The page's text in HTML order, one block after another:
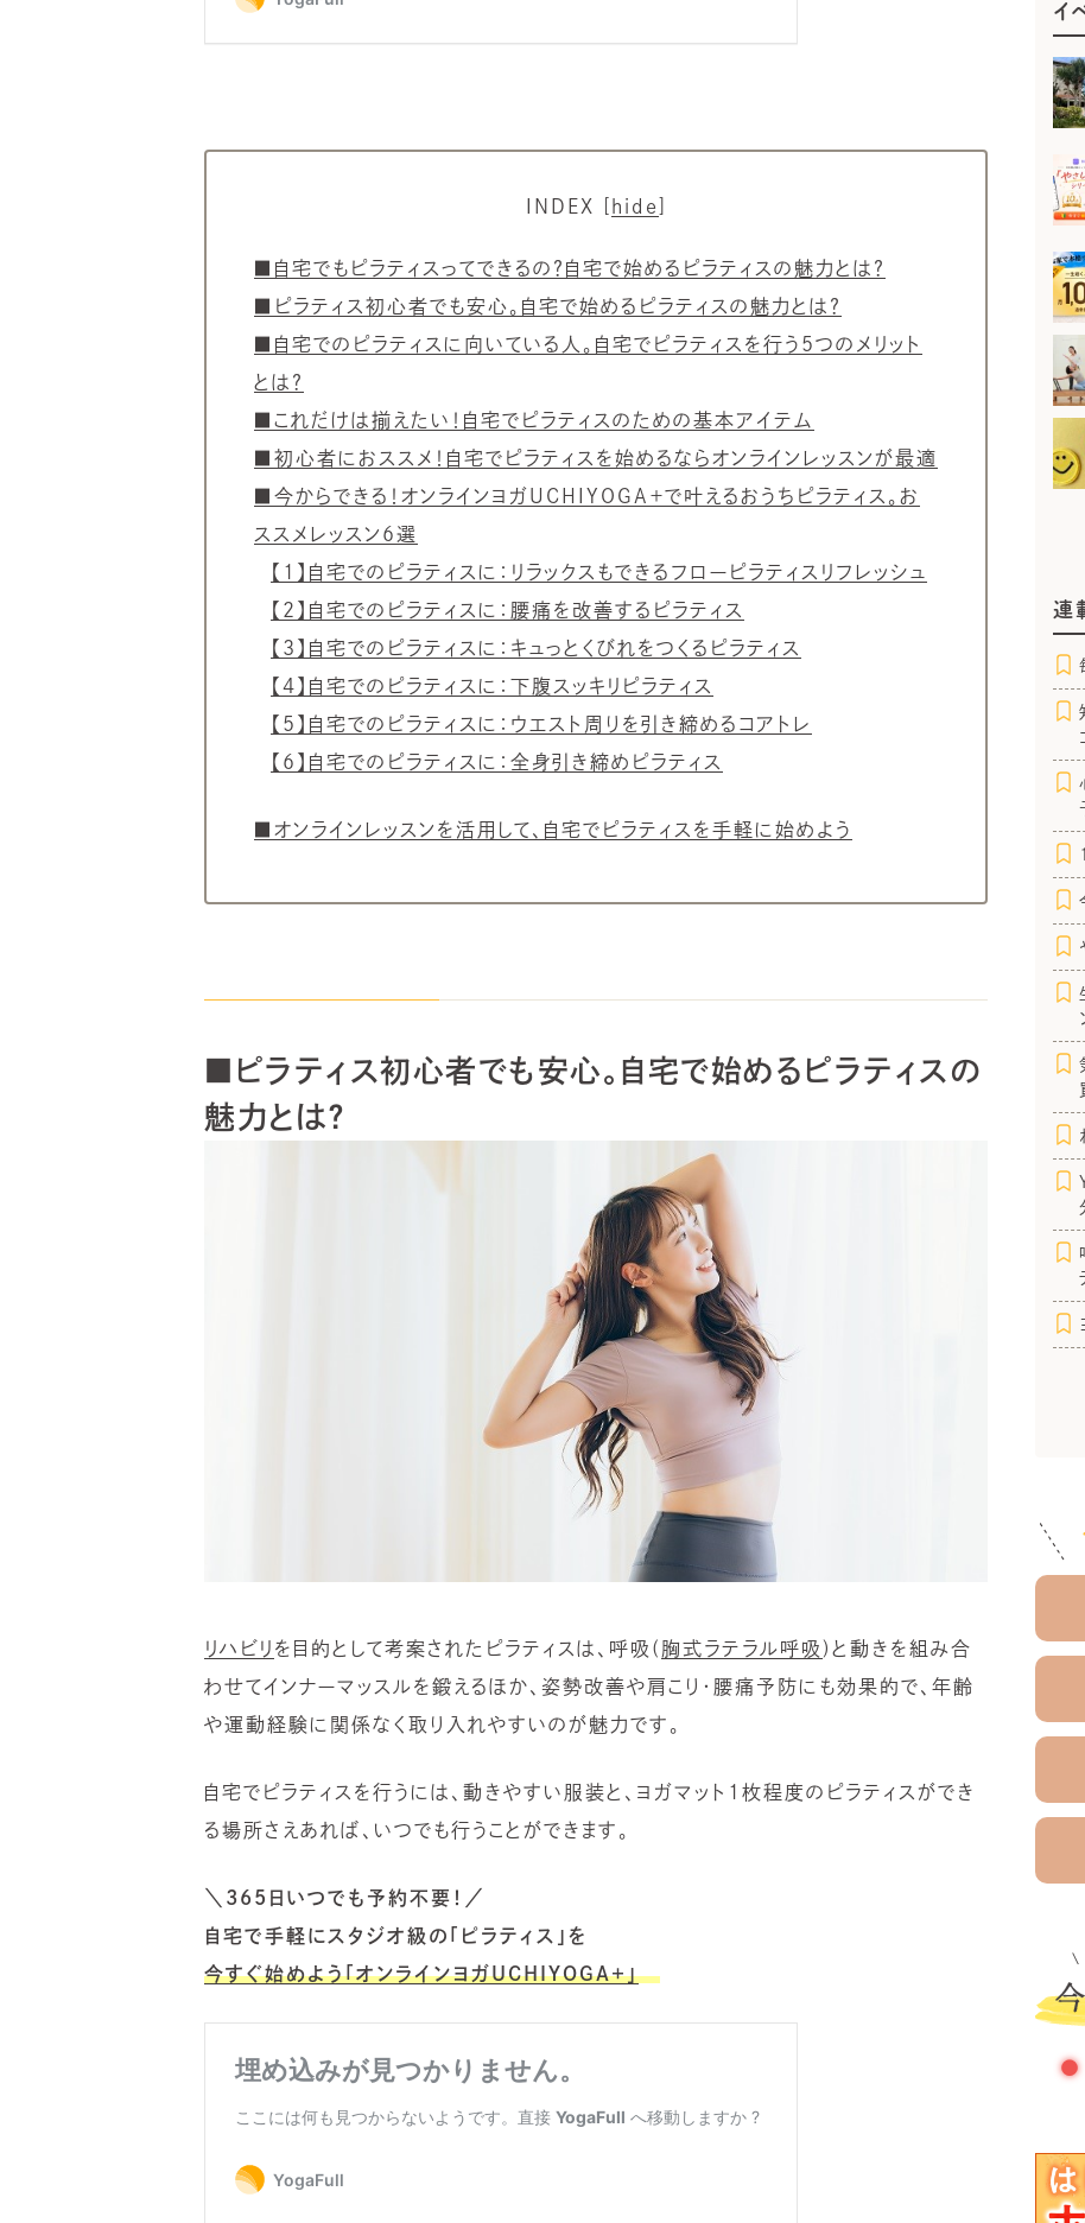
INDEX hide
■自宅でもピラティスってできるの？自宅で始めるピラティスの魅力とは？
■ピラティス初心者でも安心。自宅で始めるピラティスの魅力とは？
■自宅でのピラティスに向いている人。自宅でピラティスを行う5つのメリット
とは？
■これだけは揃えたい！自宅でピラティスのための基本アイテム
■初心者におススメ！自宅でピラティスを始めるならオンラインレッスンが最適
■今からできる！オンラインヨガUCHIYOGA＋で叶えるおうちピラティス。お
ススメレッスン6選
【1】自宅でのピラティスに：リラックスもできるフローピラティスリフレッシュ
【2】自宅でのピラティスに：腰痛を改善するピラティス
【3】自宅でのピラティスに：キュっとくびれをつくるピラティス
【4】自宅でのピラティスに：下腹スッキリピラティス
【5】自宅でのピラティスに：ウエスト周りを引き締めるコアトレ
【6】自宅でのピラティスに：全身引き締めピラティス
■オンラインレッスンを活用して、自宅でピラティスを手軽に始めよう
ピラティス初心者でも安心。自宅で始めるピラティスの
魅力とは？
リハビリ を目的として考案されたピラティスは、呼吸 ( 胸式ラテラル呼吸 )と動きを組み合
わせてインナーマッスルを鍛えるほか、姿勢改善や肩こり・腰痛予防にも効果的で、年齢
や運動経験に関係なく取り入れやすいのが魅力です。
自宅でピラティスを行うには、動きやすい服装と、ヨガマット 1 枚程度のピラティスができ
る場所さえあれば、いつでも行うことができます。
＼ 365 日いつでも予約不要！／
自宅で手軽にスタジオ級の「ピラティス」を
今すぐ始めよう「オンラインヨガUCHIYOGA+」
イ
連
●